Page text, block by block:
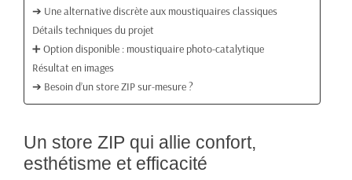
➔ Une alternative discrète aux moustiquaires classiques
Détails techniques du projet
➕ Option disponible : moustiquaire photo-catalytique
Résultat en images
➔ Besoin d’un store ZIP sur-mesure ?
Un store ZIP qui allie confort,
esthétisme et efficacité